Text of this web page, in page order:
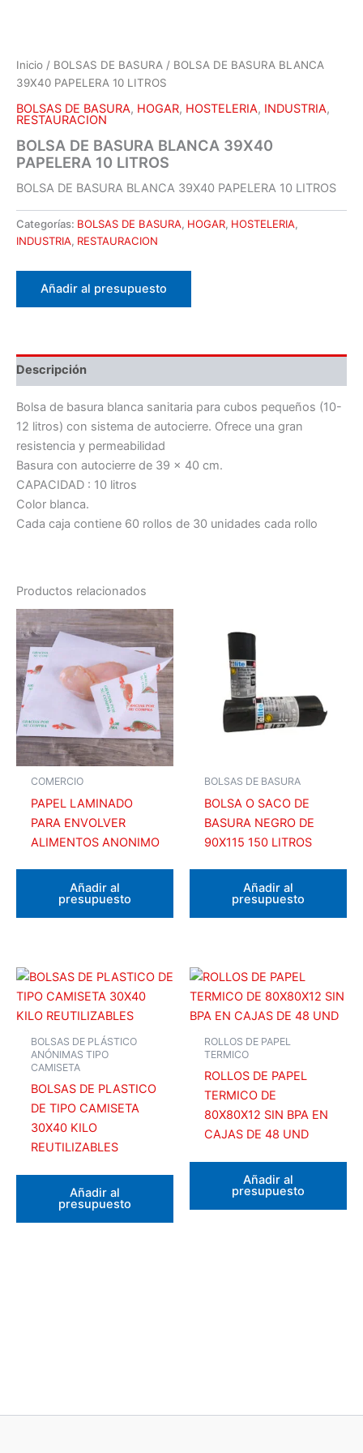
Inicio / BOLSAS DE BASURA / BOLSA DE BASURA BLANCA
39X40 PAPELERA 10 LITROS
BOLSAS DE BASURA, HOGAR, HOSTELERIA, INDUSTRIA,
RESTAURACION
BOLSA DE BASURA BLANCA 39X40
PAPELERA 10 LITROS
BOLSA DE BASURA BLANCA 39X40 PAPELERA 10 LITROS
Categorías: BOLSAS DE BASURA, HOGAR, HOSTELERIA,
INDUSTRIA, RESTAURACION
Añadir al presupuesto
Descripción
Bolsa de basura blanca sanitaria para cubos pequeños (10-
12 litros) con sistema de autocierre. Ofrece una gran
resistencia y permeabilidad
Basura con autocierre de 39 x 40 cm.
CAPACIDAD : 10 litros
Color blanca.
Cada caja contiene 60 rollos de 30 unidades cada rollo
Productos relacionados
COMERCIO
PAPEL LAMINADO
PARA ENVOLVER
ALIMENTOS ANONIMO
Añadir al
presupuesto
BOLSAS DE BASURA
BOLSA O SACO DE
BASURA NEGRO DE
90X115 150 LITROS
Añadir al
presupuesto
BOLSAS DE PLÁSTICO
ANÓNIMAS TIPO
CAMISETA
BOLSAS DE PLASTICO
DE TIPO CAMISETA
30X40 KILO
REUTILIZABLES
Añadir al
presupuesto
ROLLOS DE PAPEL
TERMICO
ROLLOS DE PAPEL
TERMICO DE
80X80X12 SIN BPA EN
CAJAS DE 48 UND
Añadir al
presupuesto